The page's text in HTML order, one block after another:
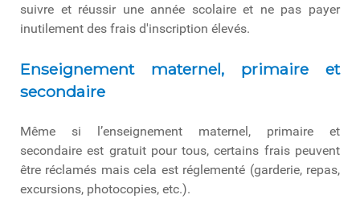
suivre et réussir une année scolaire et ne pas payer
inutilement des frais d'inscription élevés.
Enseignement maternel, primaire et
secondaire
Même si l’enseignement maternel, primaire et
secondaire est gratuit pour tous, certains frais peuvent
être réclamés mais cela est réglementé (garderie, repas,
excursions, photocopies, etc.).